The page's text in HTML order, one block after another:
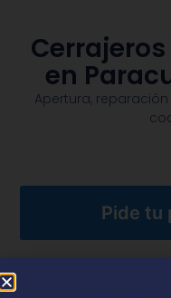
en
Apertura,
Pide tu